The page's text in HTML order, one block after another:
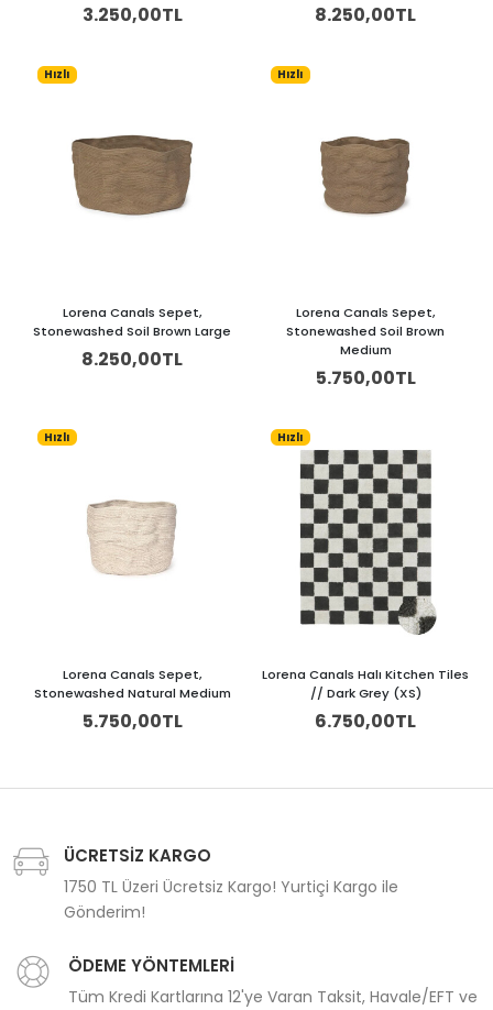
3.250,00TL 8.250,00TL
Hızlı
Lorena Canals Sepet,
Stonewashed Soil Brown Large
8.250,00TL
Hızlı
Lorena Canals Sepet,
Stonewashed Soil Brown
Medium
5.750,00TL
Hızlı
Lorena Canals Sepet,
Stonewashed Natural Medium
5.750,00TL
Hızlı
Lorena Canals Halı Kitchen Tiles
// Dark Grey (XS)
6.750,00TL
ÜCRETSİZ KARGO
1750 TL Üzeri Ücretsiz Kargo! Yurtiçi Kargo ile
Gönderim!
ÖDEME YÖNTEMLERİ
Tüm Kredi Kartlarına 12'ye Varan Taksit, Havale/EFT ve